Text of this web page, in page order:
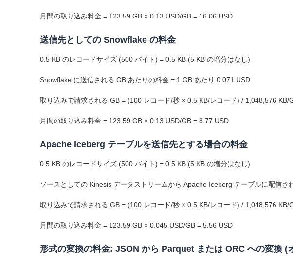
月間の取り込み料金 = 123.59 GB × 0.13 USD/GB = 16.06 USD
送信先としての Snowflake の料金
0.5 KB のレコードサイズ (500 バイト) = 0.5 KB (5 KB の増分はなし)
Snowflake に送信される GB あたりの料金 = 1 GB あたり 0.071 USD
取り込みで請求される GB = (100 レコード/秒 × 0.5 KB/レコード) / 1,048,576
月間の取り込み料金 = 123.59 GB × 0.13 USD/GB = 8.77 USD
Apache Iceberg テーブルを送信先とする場合の料金
0.5 KB のレコードサイズ (500 バイト) = 0.5 KB (5 KB の増分はなし)
ソースとしての Kinesis データストリームから Apache Iceberg テーブルに配信
取り込みで請求される GB = (100 レコード/秒 × 0.5 KB/レコード) / 1,048,576
月間の取り込み料金 = 123.59 GB × 0.045 USD/GB = 5.56 USD
形式の変換の料金: JSON から Parquet または ORC への変換 (